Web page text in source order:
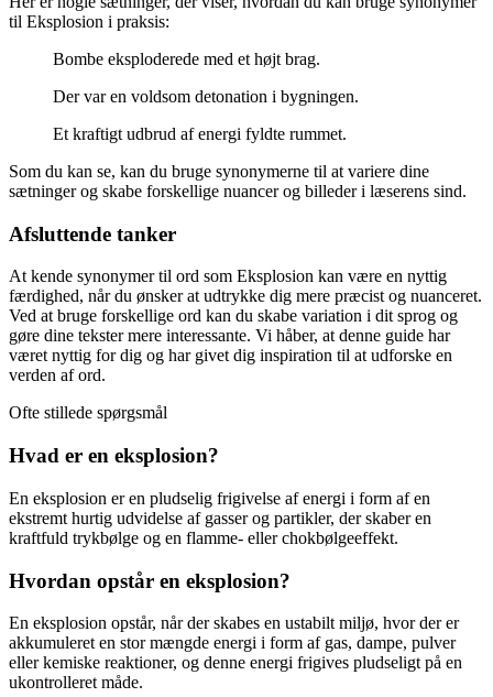
til Eksplosion i praksis:
Bombe eksploderede med et højt brag.
Der var en voldsom detonation i bygningen.
Et kraftigt udbrud af energi fyldte rummet.
Som du kan se, kan du bruge synonymerne til at variere dine
sætninger og skabe forskellige nuancer og billeder i læserens sind.
Afsluttende tanker
At kende synonymer til ord som Eksplosion kan være en nyttig
færdighed, når du ønsker at udtrykke dig mere præcist og nuanceret.
Ved at bruge forskellige ord kan du skabe variation i dit sprog og
gøre dine tekster mere interessante. Vi håber, at denne guide har
været nyttig for dig og har givet dig inspiration til at udforske en
verden af ord.
Ofte stillede spørgsmål
Hvad er en eksplosion?
En eksplosion er en pludselig frigivelse af energi i form af en
ekstremt hurtig udvidelse af gasser og partikler, der skaber en
kraftfuld trykbølge og en flamme- eller chokbølgeeffekt.
Hvordan opstår en eksplosion?
En eksplosion opstår, når der skabes en ustabilt miljø, hvor der er
akkumuleret en stor mængde energi i form af gas, dampe, pulver
eller kemiske reaktioner, og denne energi frigives pludseligt på en
ukontrolleret måde.